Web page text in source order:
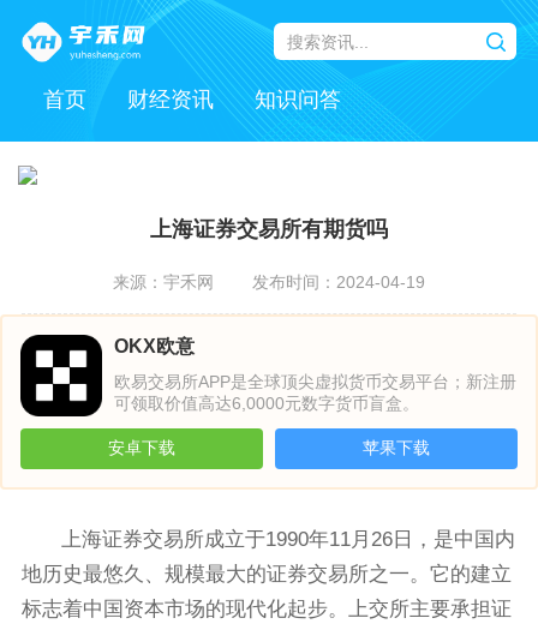
首页 财经资讯 知识问答
上海证券交易所有期货吗
来源：宇禾网 发布时间：2024-04-19
OKX欧意
欧易交易所APP是全球顶尖虚拟货币交易平台；新注册
可领取价值高达6,0000元数字货币盲盒。
安卓下载 苹果下载
上海证券交易所成立于1990年11月26日，是中国内
地历史最悠久、规模最大的证券交易所之一。它的建立
标志着中国资本市场的现代化起步。上交所主要承担证